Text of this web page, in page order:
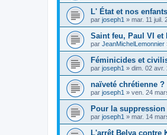
L' État et nos enfants
par joseph1 » mar. 11 juil.
Saint feu, Paul VI et
par JeanMichelLemonnier
Féminicides et
par joseph1 » dim. 02 avr.
naïveté chrétienne ?
par joseph1 » ven. 24
Pour la
par joseph1 » mar. 14
L'arrêt Belya contre